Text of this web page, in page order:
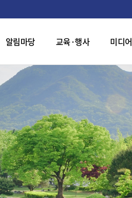
알림마당 교육·행사 미디